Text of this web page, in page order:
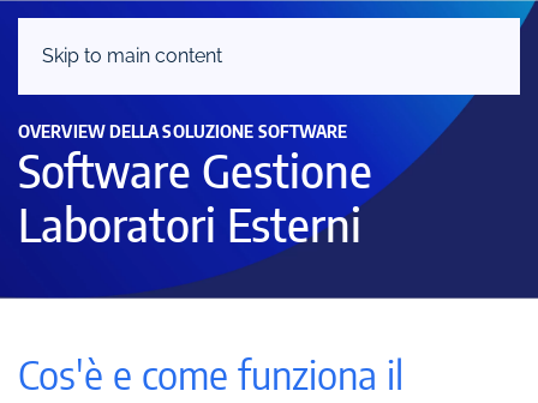
Skip to main content
OVERVIEW DELLA SOLUZIONE SOFTWARE
Software Gestione
Laboratori Esterni
Cos'è e come funziona il